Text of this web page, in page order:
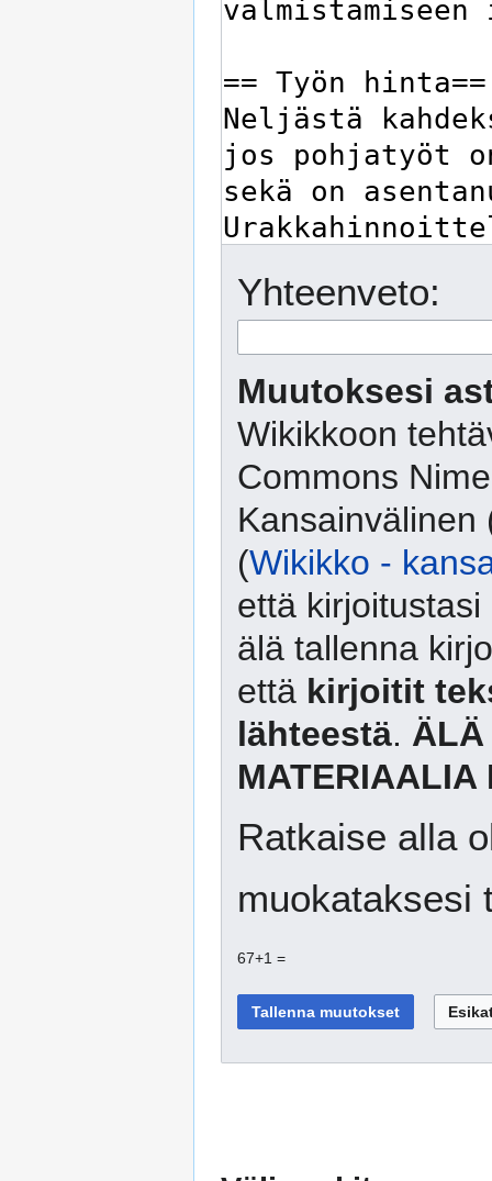
Yhteenveto:
Muutoksesi
Wikikkoon
Commons
Kansainvälinen
(Wikikko -
että
älä tallenna
että kirjoitit
lähteestä. ÄLÄ
MATERIAALIA
Ratkaise alla
muokataksesi
67+1 =